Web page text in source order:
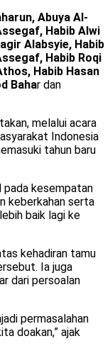
Abuya Al-
Habib Alwi
Alabsyie, Habib
Habib Roqi
Habib Hasan
Bahar dan
melalui acara
Indonesia
tahun baru
pada kesempatan
keberkahan serta
baik lagi ke
kehadiran tamu
Ia juga
dari persoalan
permasalahan
doakan,” ajak